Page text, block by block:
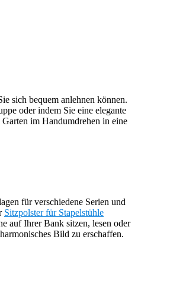
sich bequem anlehnen können.
oder indem Sie eine elegante
im Handumdrehen in eine
für verschiedene Serien und
Sitzpolster für Stapelstühle
auf Ihrer Bank sitzen, lesen oder
Bild zu erschaffen.